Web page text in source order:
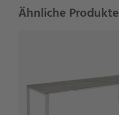
Ähnliche Produkte